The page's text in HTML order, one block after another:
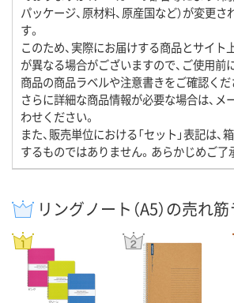
パッケージ、原材料、原産国など）が変更
す。
このため、実際にお届けする商品とサイト
が異なる場合がございますので、ご使用前
商品の商品ラベルや注意書きをご確認くだ
さらに詳細な商品情報が必要な場合は、メ
わせください。
また、販売単位における「セット」表記は
するものではありません。あらかじめご了
リングノート（A5）の売れ